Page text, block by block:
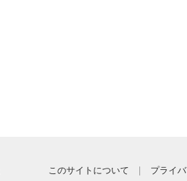
このサイトについて プライ